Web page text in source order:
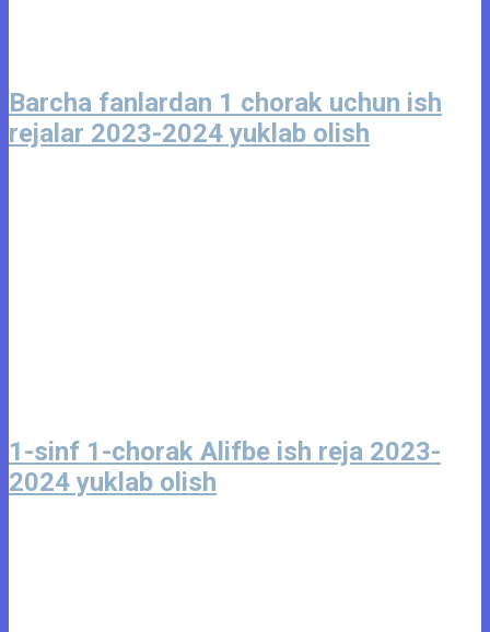
Barcha fanlardan 1 chorak uchun ish
rejalar 2023-2024 yuklab olish
1-sinf 1-chorak Alifbe ish reja 2023-
2024 yuklab olish